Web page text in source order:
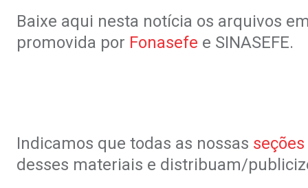
Baixe aqui nesta notícia os arquivos
promovida por Fonasefe e SINASEFE.
Indicamos que todas as nossas
desses materiais e distribuam/